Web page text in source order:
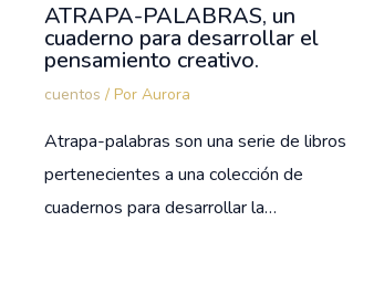
ATRAPA-PALABRAS, un
cuaderno para desarrollar el
pensamiento creativo.
cuentos / Por Aurora
Atrapa-palabras son una serie de libros
pertenecientes a una colección de
cuadernos para desarrollar la…